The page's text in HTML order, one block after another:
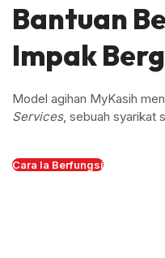
Bantuan
Impak
Model agihan MyKasih
Services, sebuah syarikat
Cara Ia Berfungsi